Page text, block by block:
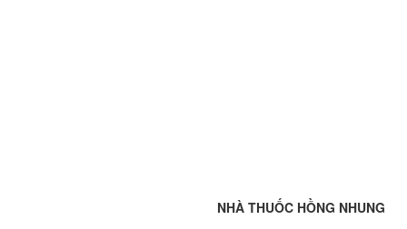
NHÀ THUỐC HỒNG NHUNG